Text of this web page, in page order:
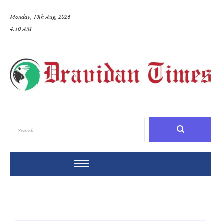
Monday, 10th Aug, 2026
4:10 AM